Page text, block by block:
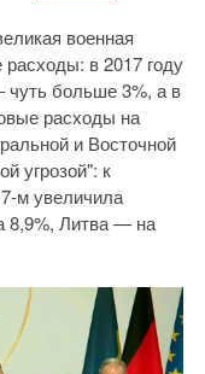
военная
в 2017 году
чуть больше 3%, а в
расходы на
и Восточной
угрозой": к
м увеличила
8,9%, Литва — на